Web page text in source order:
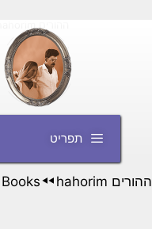
תפריט
ההורים hahorim ◄◄
Books